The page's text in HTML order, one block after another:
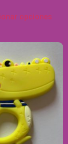
opciones